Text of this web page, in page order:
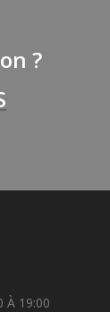
?
À 19:00